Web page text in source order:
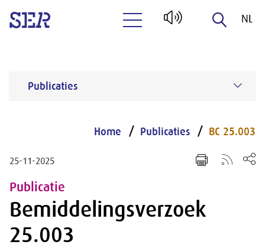
NL
Publicaties
Home Publicaties BC 25.003
25-11-2025
Publicatie
Bemiddelingsverzoek
25.003